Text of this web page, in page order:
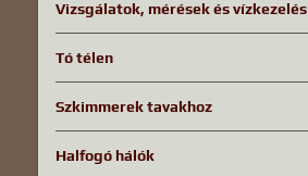
Vizsgálatok, mérések és vízkezelés
Tó télen
Szkimmerek tavakhoz
Halfogó hálók